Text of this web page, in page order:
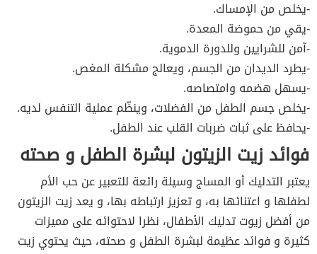
-يخلص من الإمساك.
-يقي من حموضة المعدة.
-آمن للشرايين وللدورة الدموية.
-يطرد الديدان من الجسم، ويعالج مشكلة المغص.
-يسهل هضمه وامتصاصه.
-يخلص جسم الطفل من الفضلات، وينظّم عملية التنفس لديه.
-يحافظ على ثبات ضربات القلب عند الطفل.
فوائد زيت الزيتون لبشرة الطفل و صحته
يعتبر التدليك أو المساج وسيلة رائعة للتعبير عن حب الأم
لطفلها و اعتنائها به، و تعزيز ارتباطه بها، و يعد زيت الزيتون
من أفضل زيوت تدليك الأطفال، نظرا لاحتوائه على مميزات
كثيرة و فوائد عظيمة لبشرة الطفل و صحته، حيث يحتوي زيت